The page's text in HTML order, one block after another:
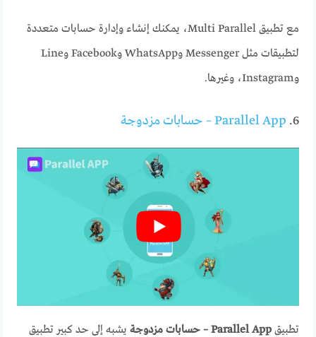
مع تطبيق Multi Parallel، يمكنك إنشاء وإدارة حسابات متعددة
لتطبيقات مثل Messenger وWhatsApp وFacebook وLine
وInstagram، وغيرها.
6. Parallel App – حسابات مزدوجة
تطبيقParallel App – حسابات مزدوجة يشبه إلى حد كبير تطبيق